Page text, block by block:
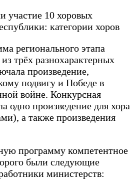
участие 10 хоровых
категории хоров
регионального этапа
трёх разнохарактерных
произведение,
подвигу и Победе в
войне. Конкурсная
одно произведение для хора
а также произведения
программу компетентное
были следующие
министерств: